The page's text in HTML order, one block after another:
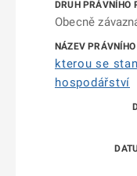
Obecně
kterou se
hospodářství